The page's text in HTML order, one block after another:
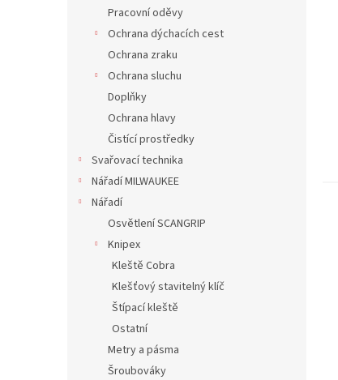
Pracovní oděvy
Ochrana dýchacích cest
Ochrana zraku
Ochrana sluchu
Doplňky
Ochrana hlavy
Čistící prostředky
Svařovací technika
Nářadí MILWAUKEE
Nářadí
Osvětlení SCANGRIP
Knipex
Kleště Cobra
Klešťový stavitelný klíč
Štípací kleště
Ostatní
Metry a pásma
Šroubováky